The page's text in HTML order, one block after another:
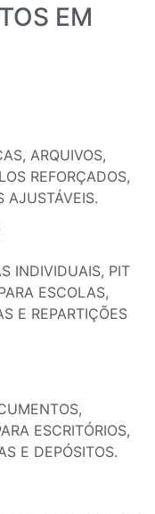
EM
ARQUIVOS,
REFORÇADOS,
AJUSTÁVEIS.
INDIVIDUAIS, PIT
ESCOLAS,
E REPARTIÇÕES
ESCRITÓRIOS,
E DEPÓSITOS.